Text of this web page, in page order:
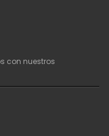
con nuestros